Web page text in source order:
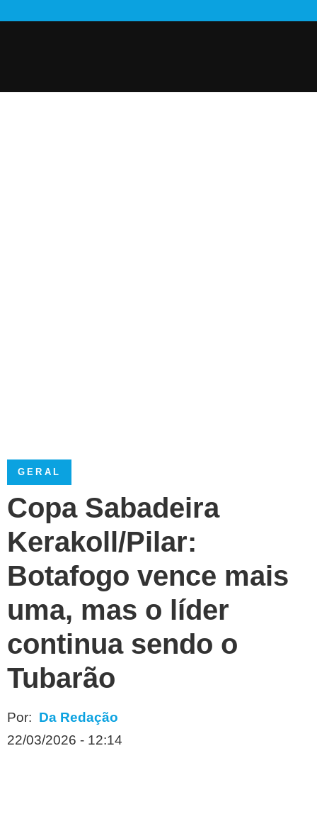
GERAL
Copa Sabadeira
Kerakoll/Pilar:
Botafogo vence mais
uma, mas o líder
continua sendo o
Tubarão
Por: Da Redação
22/03/2026 - 12:14